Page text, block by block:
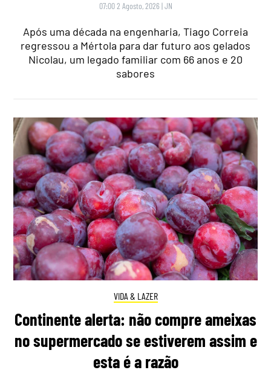
07:00 2 Agosto, 2026 |JN
Após uma década na engenharia, Tiago Correia
regressou a Mértola para dar futuro aos gelados
Nicolau, um legado familiar com 66 anos e 20
sabores
VIDA & LAZER
Continente alerta: não compre ameixas
no supermercado se estiverem assim e
esta é a razão